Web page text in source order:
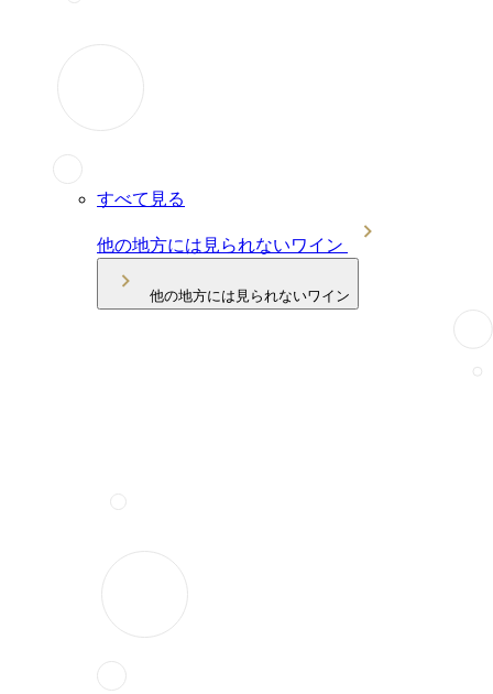
すべて見る
他の地方には見られないワイン
他の地方には見られないワイン